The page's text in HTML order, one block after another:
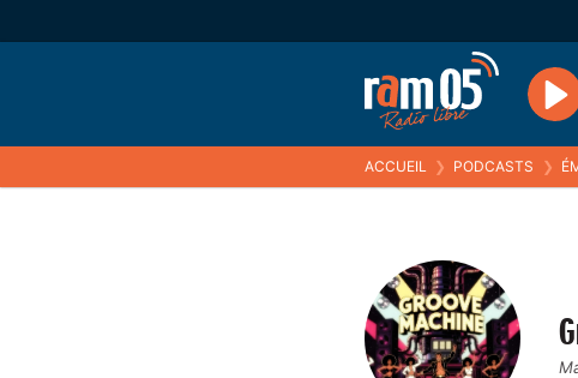
Play
ACCUEIL ❯ PODCASTS ❯